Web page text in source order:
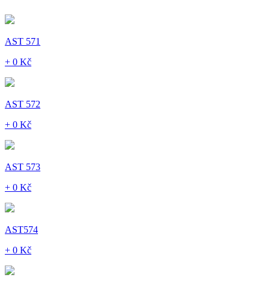
AST 571
+ 0 Kč
AST 572
+ 0 Kč
AST 573
+ 0 Kč
AST574
+ 0 Kč